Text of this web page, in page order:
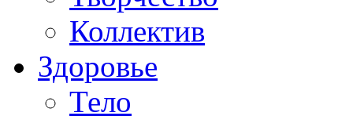
Коллектив
Здоровье
Тело